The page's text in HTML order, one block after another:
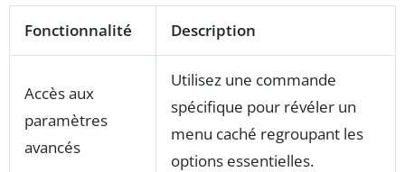
Fonctionnalité Description
Accès aux
paramètres
avancés
Utilisez une commande
spécifique pour révéler un
menu caché regroupant les
options essentielles.